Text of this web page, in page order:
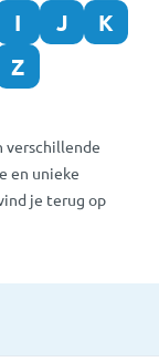
I J
K
Z
verschillende
en unieke
je terug op